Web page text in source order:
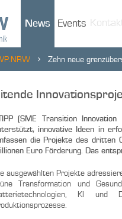
News Events
Zehn neue
(SME Transition
innovative Ideen in
die Projekte des dritten
Euro Förderung. Das
ausgewählten Projekte
Transformation und
KI und